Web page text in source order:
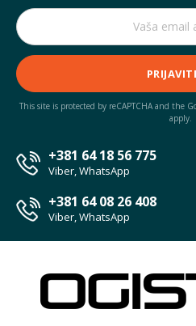
This site is protected by reCAPTCHA and the
apply.
+381 64 18 56 775
Viber, WhatsApp
+381 64 08 26 408
Viber, WhatsApp